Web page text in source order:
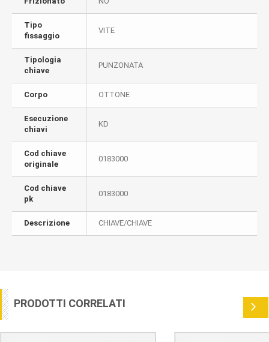
Tipo
fissaggio
VITE
Tipologia
chiave
PUNZONATA
Corpo OTTONE
Esecuzione
chiavi
KD
Cod chiave
originale
0183000
Cod chiave
pk
0183000
Descrizione CHIAVE/CHIAVE
PRODOTTI CORRELATI